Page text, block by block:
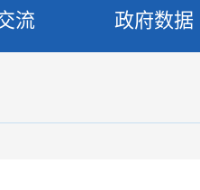
流 政府数据